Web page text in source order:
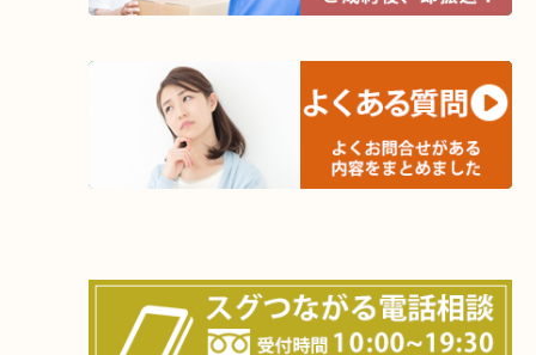
・宅配買取ページ
遅い時間しか家にいない方・商品点数が多い方にはピッタリ！